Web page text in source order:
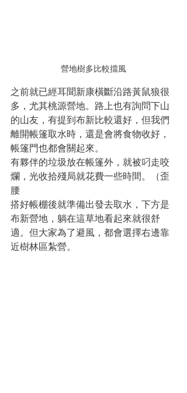
營地樹多比較擋風
之前就已經耳聞新康橫斷沿路黃鼠狼很
多，尤其桃源營地。路上也有詢問下山
的山友，有提到布新比較還好，但我們
離開帳篷取水時，還是會將食物收好，
帳篷門也都會關起來。
有夥伴的垃圾放在帳篷外，就被叼走咬
爛，光收拾殘局就花費一些時間。（歪
腰
搭好帳棚後就準備出發去取水，下方是
布新營地，躺在這草地看起來就很舒
適。但大家為了避風，都會選擇右邊靠
近樹林區紮營。